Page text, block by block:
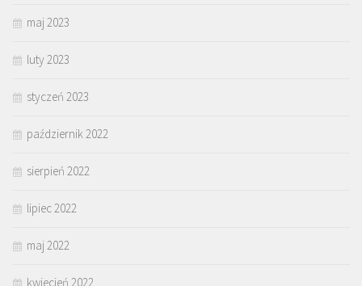
maj 2023
luty 2023
styczeń 2023
październik 2022
sierpień 2022
lipiec 2022
maj 2022
kwiecień 2022